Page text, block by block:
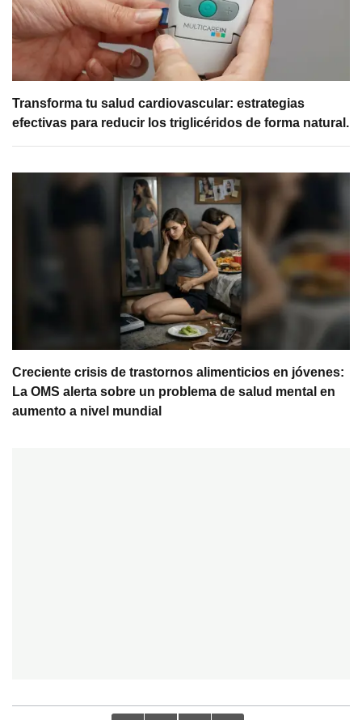
Transforma tu salud cardiovascular: estrategias
efectivas para reducir los triglicéridos de forma natural.
Creciente crisis de trastornos alimenticios en jóvenes:
La OMS alerta sobre un problema de salud mental en
aumento a nivel mundial